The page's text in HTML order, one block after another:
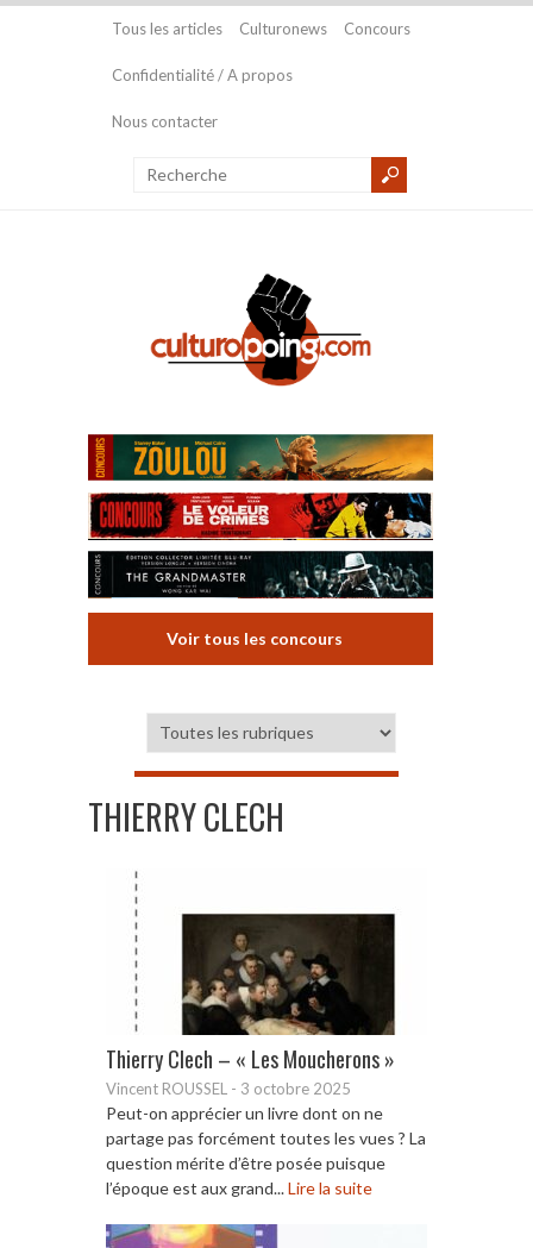
Tous les articles Culturonews Concours
Confidentialité / A propos
Nous contacter
Voir tous les concours
THIERRY CLECH
Thierry Clech – « Les Moucherons »
Vincent ROUSSEL - 3 octobre 2025
Peut-on apprécier un livre dont on ne
partage pas forcément toutes les vues ? La
question mérite d’être posée puisque
l’époque est aux grand...Lire la suite